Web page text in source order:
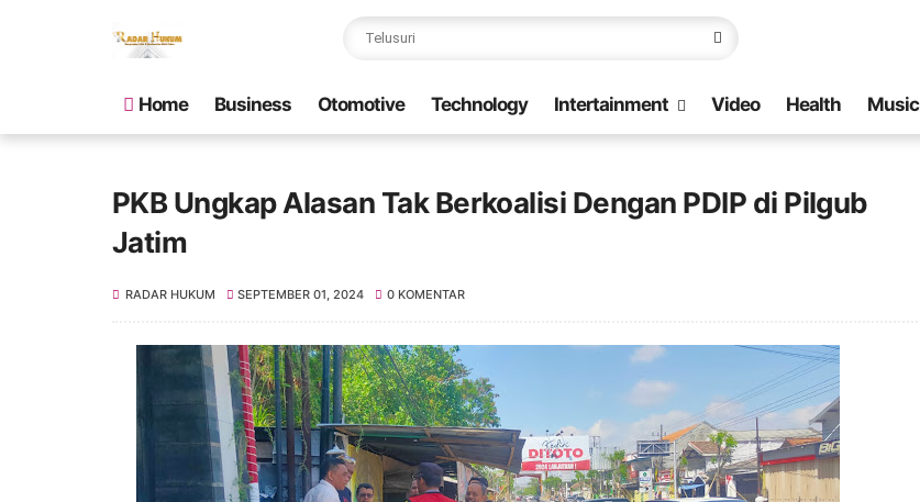
Home Business Otomotive Technology Intertainment Video Health Music
PKB Ungkap Alasan Tak Berkoalisi Dengan PDIP di Pilgub
Jatim
RADAR HUKUM SEPTEMBER 01, 2024 0 KOMENTAR